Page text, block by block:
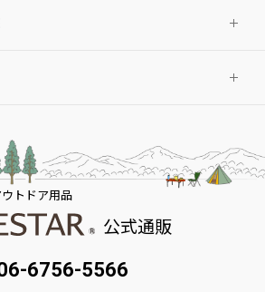
トドア用品
公式通販
6756-5566